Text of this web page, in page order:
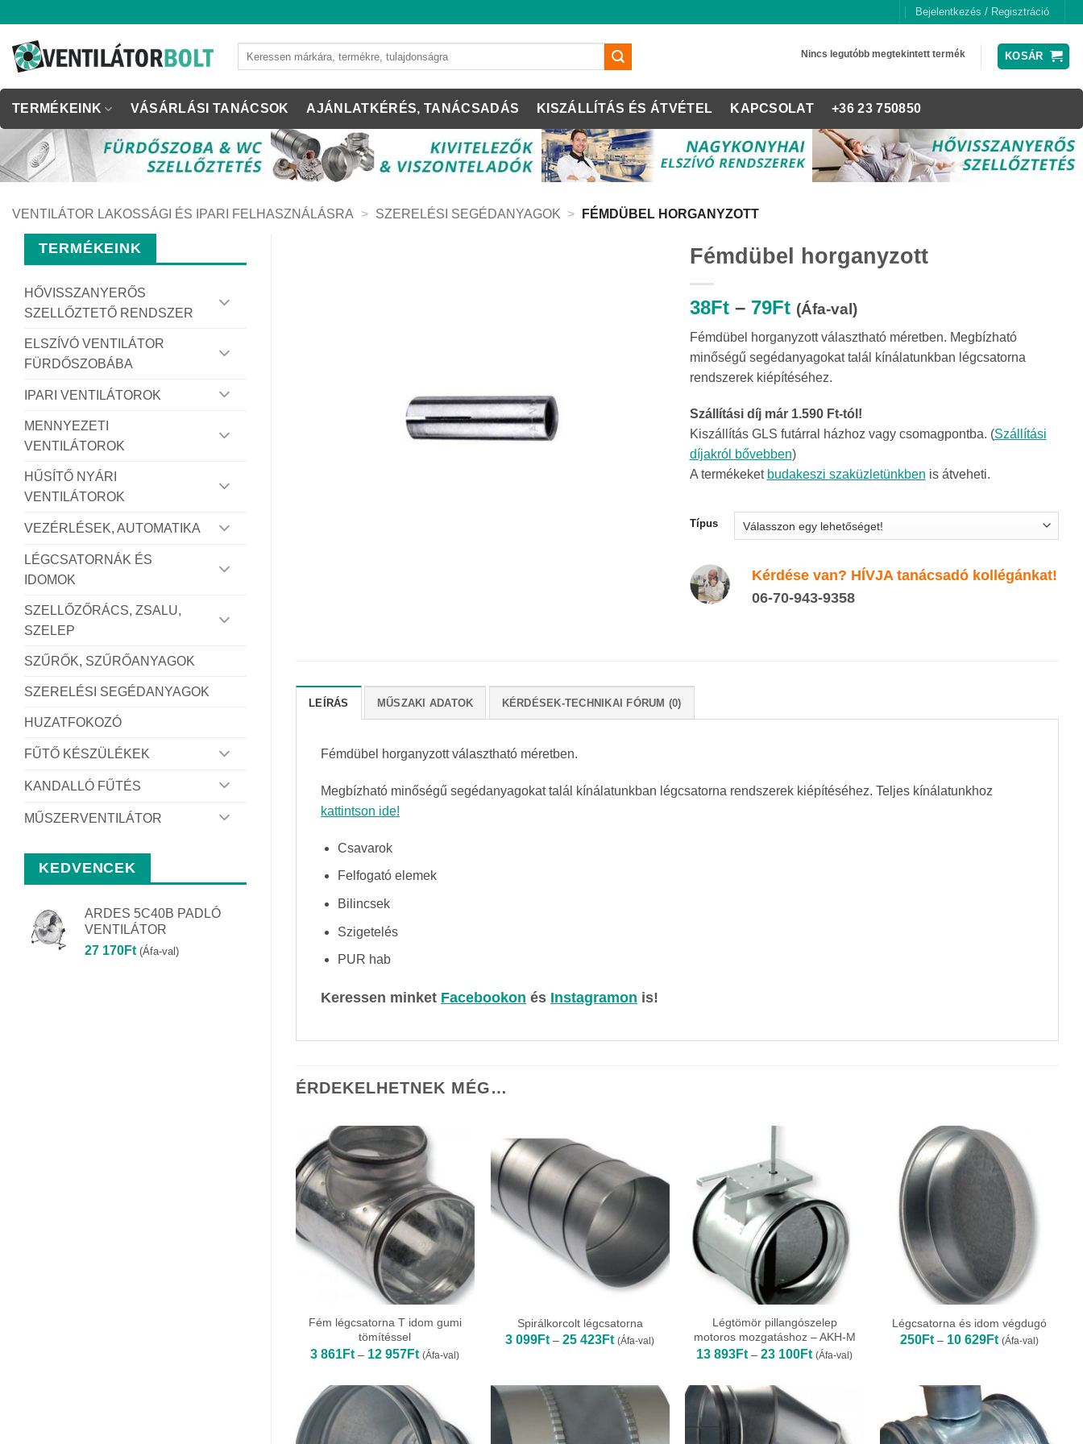
content
Bejelentkezés / Regisztráció
Nincs legutóbb megtekintett termék KOSÁR
TERMÉKEINK VÁSÁRLÁSI TANÁCSOK AJÁNLATKÉRÉS, TANÁCSADÁS KISZÁLLÍTÁS ÉS ÁTVÉTEL KAPCSOLAT +36 23 750850
VENTILÁTOR LAKOSSÁGI ÉS IPARI FELHASZNÁLÁSRA > SZERELÉSI SEGÉDANYAGOK > FÉMDÜBEL HORGANYZOTT
TERMÉKEINK
HŐVISSZANYERŐS
SZELLŐZTETŐ RENDSZER
ELSZÍVÓ VENTILÁTOR
FÜRDŐSZOBÁBA
IPARI VENTILÁTOROK
MENNYEZETI
VENTILÁTOROK
HŰSÍTŐ NYÁRI
VENTILÁTOROK
VEZÉRLÉSEK, AUTOMATIKA
LÉGCSATORNÁK ÉS
IDOMOK
SZELLŐZŐRÁCS, ZSALU,
SZELEP
SZŰRŐK, SZŰRŐANYAGOK
SZERELÉSI SEGÉDANYAGOK
HUZATFOKOZÓ
FŰTŐ KÉSZÜLÉKEK
KANDALLÓ FŰTÉS
MŰSZERVENTILÁTOR
KEDVENCEK
ARDES 5C40B PADLÓ
VENTILÁTOR
27 170Ft (Áfa-val)
Fémdübel horganyzott
38Ft – 79FtÁrtartomány:
-
79Ft
(Áfa-val)
Fémdübel horganyzott választható méretben. Megbízható
minőségű segédanyagokat talál kínálatunkban légcsatorna
rendszerek kiépítéséhez.
Szállítási díj már 1.590 Ft-tól!
Kiszállítás GLS futárral házhoz vagy csomagpontba. (Szállítási
díjakról bővebben)
A termékeket budakeszi szaküzletünkben is átveheti.
Típus
Kérdése van? HÍVJA tanácsadó kollégánkat!
06-70-943-9358
LEÍRÁS MŰSZAKI ADATOK KÉRDÉSEK-TECHNIKAI FÓRUM (0)
Fémdübel horganyzott választható méretben.
Megbízható minőségű segédanyagokat talál kínálatunkban légcsatorna rendszerek kiépítéséhez. Teljes kínálatunkhoz
kattintson ide!
Csavarok
Felfogató elemek
Bilincsek
Szigetelés
PUR hab
Keressen minket Facebookon és Instagramon is!
ÉRDEKELHETNEK MÉG…
Fém légcsatorna T idom gumi
tömítéssel
3 861Ft – 12 957FtÁrtartomány:
3
12
957Ft
(Áfa-val)
Spirálkorcolt légcsatorna
3 099Ft – 25 423FtÁrtartomány:
3
25
423Ft
(Áfa-val)
Légtömör pillangószelep
motoros mozgatáshoz – AKH-M
13 893Ft – 23 100FtÁrtartomány:
13
100Ft
(Áfa-val)
Légcsatorna és idom végdugó
250Ft – 10 629FtÁrtartomány:
250Ft
(Áfa-val)